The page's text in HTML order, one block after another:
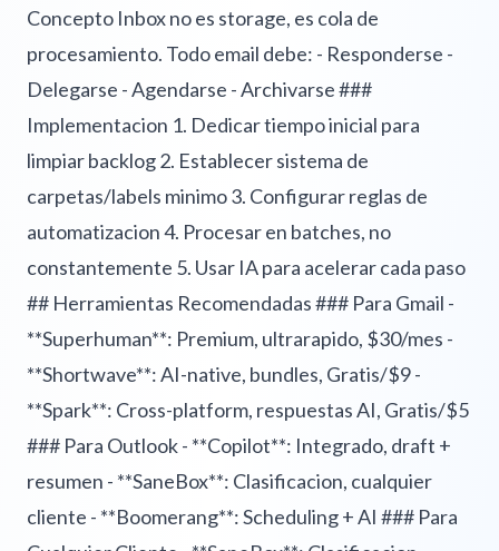
Concepto Inbox no es storage, es cola de
procesamiento. Todo email debe: - Responderse -
Delegarse - Agendarse - Archivarse ###
Implementacion 1. Dedicar tiempo inicial para
limpiar backlog 2. Establecer sistema de
carpetas/labels minimo 3. Configurar reglas de
automatizacion 4. Procesar en batches, no
constantemente 5. Usar IA para acelerar cada paso
## Herramientas Recomendadas ### Para Gmail -
**Superhuman**: Premium, ultrarapido, $30/mes -
**Shortwave**: AI-native, bundles, Gratis/$9 -
**Spark**: Cross-platform, respuestas AI, Gratis/$5
### Para Outlook - **Copilot**: Integrado, draft +
resumen - **SaneBox**: Clasificacion, cualquier
cliente - **Boomerang**: Scheduling + AI ### Para